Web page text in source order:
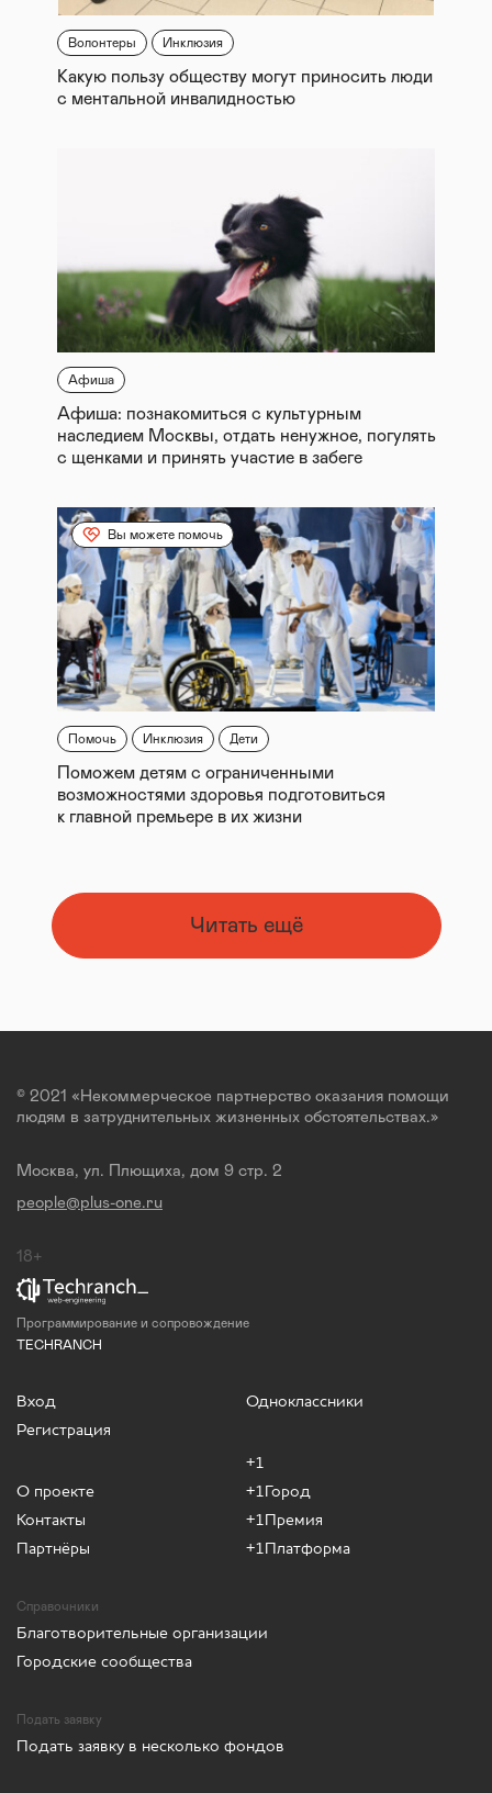
Волонтеры Инклюзия
Какую пользу обществу могут приносить люди
с ментальной инвалидностью
Афиша
Афиша: познакомиться с культурным
наследием Москвы, отдать ненужное, погулять
с щенками и принять участие в забеге
Вы можете помочь
Помочь Инклюзия Дети
Поможем детям с ограниченными
возможностями здоровья подготовиться
к главной премьере в их жизни
Читать ещё
© 2021 «Некоммерческое партнерство оказания помощи
людям в затруднительных жизненных обстоятельствах.»
Москва, ул. Плющиха, дом 9 стр. 2
people@plus-one.ru
18+
Программирование и сопровождение
TECHRANCH
Вход
Регистрация
О проекте
Контакты
Партнёры
Одноклассники
+1
+1Город
+1Премия
+1Платформа
Справочники
Благотворительные организации
Городские сообщества
Подать заявку
Подать заявку в несколько фондов